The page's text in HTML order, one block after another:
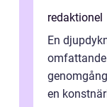
redaktionel
En
en